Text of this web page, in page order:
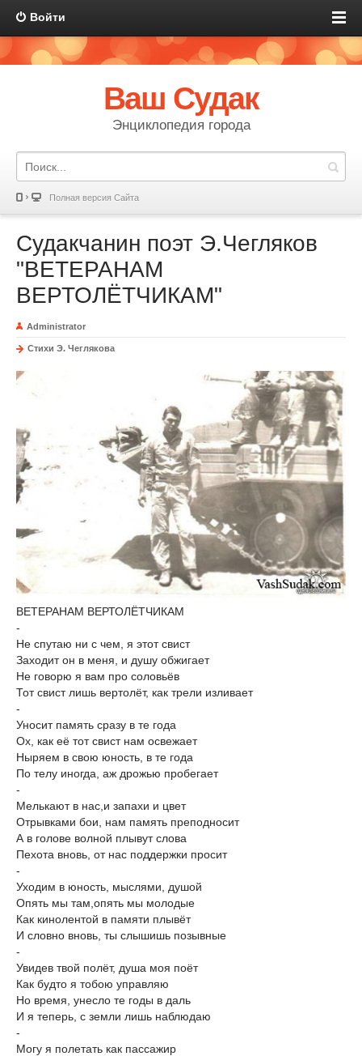
Войти
Ваш Судак
Энциклопедия города
Полная версия Сайта
Судакчанин поэт Э.Чегляков
"ВЕТЕРАНАМ
ВЕРТОЛЁТЧИКАМ"
Administrator
Стихи Э. Чеглякова
ВЕТЕРАНАМ ВЕРТОЛЁТЧИКАМ
-
Не спутаю ни с чем, я этот свист
Заходит он в меня, и душу обжигает
Не говорю я вам про соловьёв
Тот свист лишь вертолёт, как трели изливает
-
Уносит память сразу в те года
Ох, как её тот свист нам освежает
Ныряем в свою юность, в те года
По телу иногда, аж дрожью пробегает
-
Мелькают в нас,и запахи и цвет
Отрывками бои, нам память преподносит
А в голове волной плывут слова
Пехота вновь, от нас поддержки просит
-
Уходим в юность, мыслями, душой
Опять мы там,опять мы молодые
Как кинолентой в памяти плывёт
И словно вновь, ты слышишь позывные
-
Увидев твой полёт, душа моя поёт
Как будто я тобою управляю
Но время, унесло те годы в даль
И я теперь, с земли лишь наблюдаю
-
Могу я полетать как пассажир